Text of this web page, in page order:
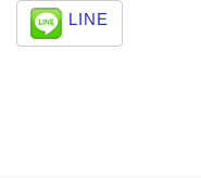
LINE